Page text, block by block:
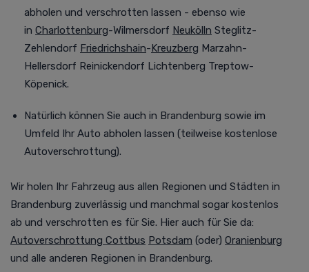
abholen und verschrotten lassen - ebenso wie
in Charlottenburg-Wilmersdorf Neukölln Steglitz-
Zehlendorf Friedrichshain-Kreuzberg Marzahn-
Hellersdorf Reinickendorf Lichtenberg Treptow-
Köpenick.
Natürlich können Sie auch in Brandenburg sowie im
Umfeld Ihr Auto abholen lassen (teilweise kostenlose
Autoverschrottung).
Wir holen Ihr Fahrzeug aus allen Regionen und Städten in
Brandenburg zuverlässig und manchmal sogar kostenlos
ab und verschrotten es für Sie. Hier auch für Sie da:
Autoverschrottung Cottbus Potsdam (oder) Oranienburg
und alle anderen Regionen in Brandenburg.